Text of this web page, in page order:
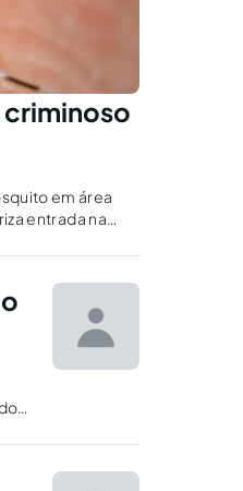
em área
entrada na